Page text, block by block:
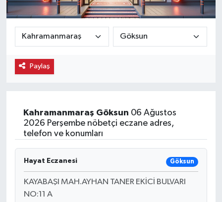
Paylaş
Kahramanmaraş Göksun 06 Ağustos
2026 Perşembe nöbetçi eczane adres,
telefon ve konumları
Hayat Eczanesi Göksun
KAYABAŞI MAH.AYHAN TANER EKİCİ BULVARI
NO:11 A
Ekonomi
Emlak
Gurme
Keşfet